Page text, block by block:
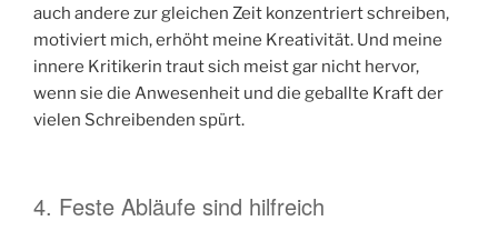
auch andere zur gleichen Zeit konzentriert schreiben,
motiviert mich, erhöht meine Kreativität. Und meine
innere Kritikerin traut sich meist gar nicht hervor,
wenn sie die Anwesenheit und die geballte Kraft der
vielen Schreibenden spürt.
4. Feste Abläufe sind hilfreich